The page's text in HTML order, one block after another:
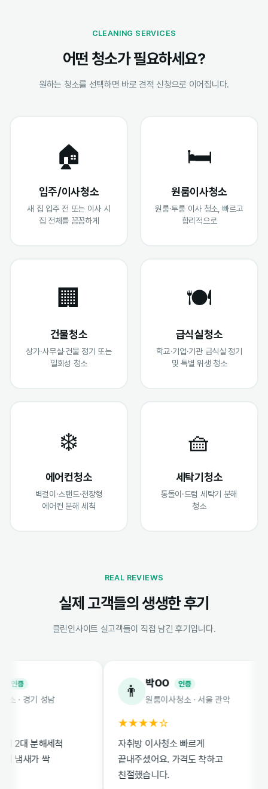
CLEANING SERVICES
어떤 청소가 필요하세요?
원하는 청소를 선택하면 바로 견적 신청으로 이어집니다.
🏠
입주/이사청소
새 집 입주 전 또는 이사 시
집 전체를 꼼꼼하게
🛏️
원룸이사청소
원룸·투룸 이사 청소, 빠르고
합리적으로
🏢
건물청소
상가·사무실·건물 정기 또는
일회성 청소
🍽️
급식실청소
학교·기업·기관 급식실 정기
및 특별 위생 청소
❄️
에어컨청소
벽걸이·스탠드·천장형
에어컨 분해 세척
🧺
세탁기청소
통돌이·드럼 세탁기 분해
청소
REAL REVIEWS
실제 고객들의 생생한 후기
클린인사이트 실고객들이 직접 남긴 후기입니다.
기 성남
분해세척
가 싹
박OO 인증
원룸이사청소 · 서울 관악
★★★★☆
자취방 이사청소 빠르게
끝내주셨어요. 가격도 착하고
친절했습니다.